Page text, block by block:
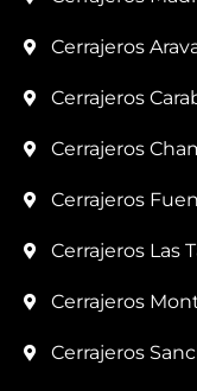
Cerrajeros
Cerrajeros
Cerrajeros
Cerrajeros
Cerrajeros Las
Cerrajeros
Cerrajeros